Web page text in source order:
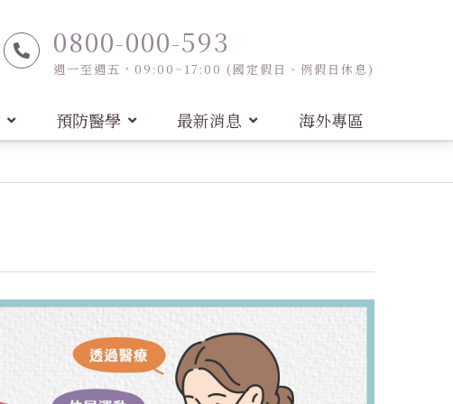
0800-000-593
週一至週五，09:00~17:00 (國定假日、例假日休息)
預防醫學 最新消息 海外專區